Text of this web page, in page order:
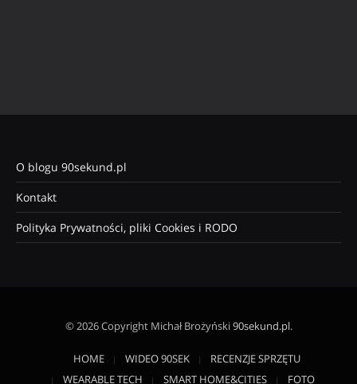
O blogu 90sekund.pl
Kontakt
Polityka Prywatności, pliki Cookies i RODO
© 2026 Copyright Michał Brożyński90sekund.pl.
HOME WIDEO 90SEK
RECENZJE SPRZĘTU
WEARABLE TECH
SMART HOME&CITIES FOTO